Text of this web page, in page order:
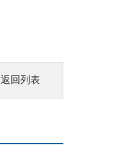
返回列表